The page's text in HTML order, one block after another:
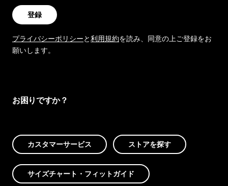
登録
プライバシーポリシーと利用規約を読み、同意の上ご登録をお
願いします。
お困りですか？
カスタマーサービス ストアを探す
サイズチャート・フィットガイド